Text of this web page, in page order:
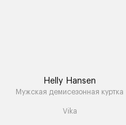
Helly Hansen
Мужская демисезонная куртка
Vika